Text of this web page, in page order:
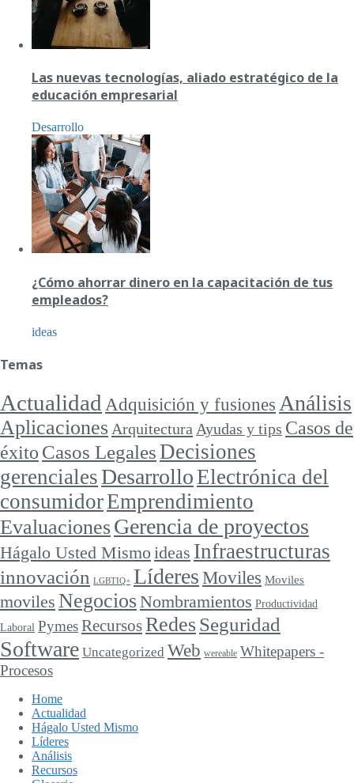
Las nuevas tecnologías, aliado estratégico de la
educación empresarial
Desarrollo
¿Cómo ahorrar dinero en la capacitación de tus
empleados?
ideas
Temas
Actualidad Adquisición y fusionesAnálisis
Aplicaciones Arquitectura Ayudas y tips Casos de
éxito Casos LegalesDecisiones
gerenciales DesarrolloElectrónica del
consumidorEmprendimiento
Evaluaciones Gerencia de proyectos
Hágalo Usted Mismo ideas Infraestructuras
innovación LGBTIQ+ LíderesMoviles Moviles
moviles Negocios Nombramientos Productividad
Laboral PymesRecursosRedes Seguridad
Software Uncategorized Web wereable Whitepapers -
Procesos
Home
Actualidad
Hágalo Usted Mismo
Líderes
Análisis
Recursos